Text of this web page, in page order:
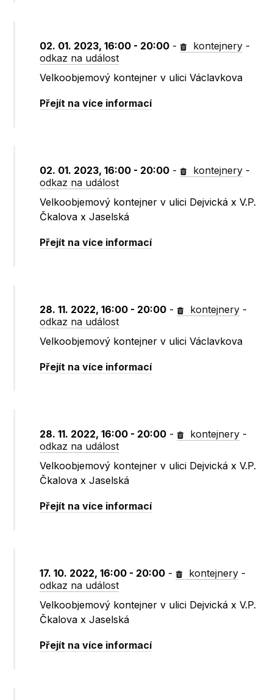
02. 01. 2023, 16:00 - 20:00 - kontejnery -
odkaz na událost
Velkoobjemový kontejner v ulici Václavkova
Přejít na více informací
02. 01. 2023, 16:00 - 20:00 - kontejnery -
odkaz na událost
Velkoobjemový kontejner v ulici Dejvická x V.P.
Čkalova x Jaselská
Přejít na více informací
28. 11. 2022, 16:00 - 20:00 - kontejnery -
odkaz na událost
Velkoobjemový kontejner v ulici Václavkova
Přejít na více informací
28. 11. 2022, 16:00 - 20:00 - kontejnery -
odkaz na událost
Velkoobjemový kontejner v ulici Dejvická x V.P.
Čkalova x Jaselská
Přejít na více informací
17. 10. 2022, 16:00 - 20:00 - kontejnery -
odkaz na událost
Velkoobjemový kontejner v ulici Dejvická x V.P.
Čkalova x Jaselská
Přejít na více informací